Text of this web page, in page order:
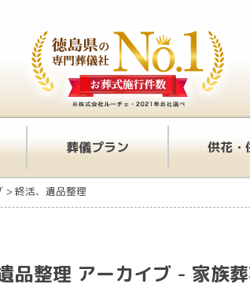
葬儀プラン 供花・
> 終活、遺品整理
品整理 アーカイブ - 家族